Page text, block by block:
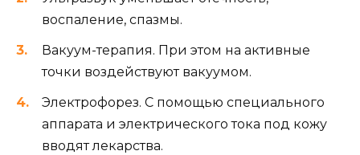
воспаление, спазмы.
Вакуум-терапия. При этом на активные
точки воздействуют вакуумом.
Электрофорез. С помощью специального
аппарата и электрического тока под кожу
вводят лекарства.